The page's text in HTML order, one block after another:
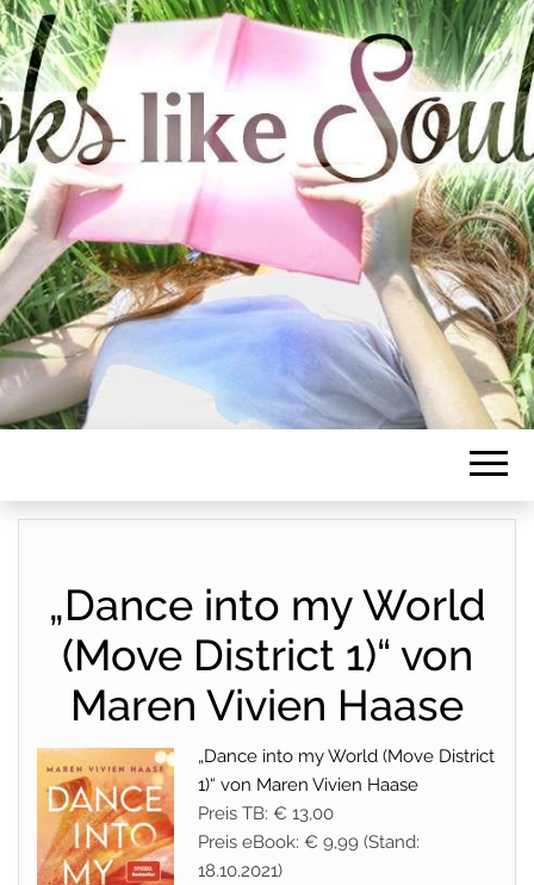
BOOKS LIKE
SOULMATE
„Dance into my World
(Move District 1)“ von
Maren Vivien Haase
„Dance into my World (Move District
1)“ von Maren Vivien Haase
Preis TB: € 13,00
Preis eBook: € 9,99 (Stand:
18.10.2021)